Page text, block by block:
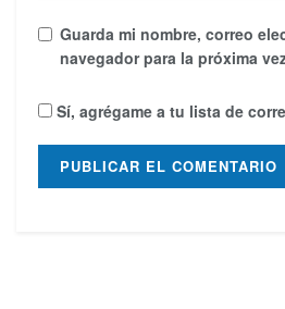
Guarda mi nombre, correo
navegador para la próxima
Sí, agrégame a tu lista de